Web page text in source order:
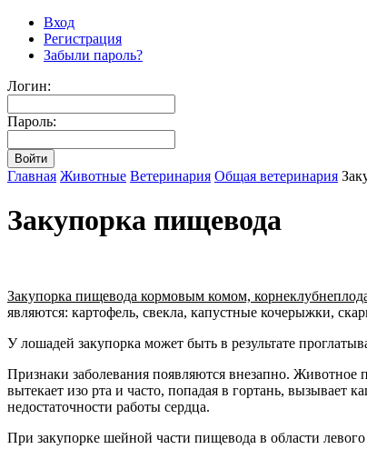
Вход
Регистрация
Забыли пароль?
Логин:
Пароль:
Главная Животные Ветеринария Общая ветеринария
Закупорка пищевода
Закупорка пищевода кормовым комом,
являются: картофель, свекла, капустные кочерыжки,
У лошадей закупорка может быть в результате
Признаки заболевания появляются внезапно. Животное
вытекает изо рта и часто, попадая в гортань, вызывает
недостаточности работы сердца.
При закупорке шейной части пищевода в области